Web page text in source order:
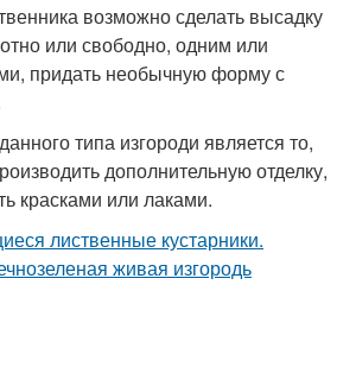
возможно сделать высадку
или свободно, одним или
придать необычную форму с
типа изгороди является то,
дополнительную отделку,
красками или лаками.